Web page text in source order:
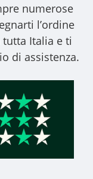
numerose
l’ordine
Italia e ti
di assistenza.